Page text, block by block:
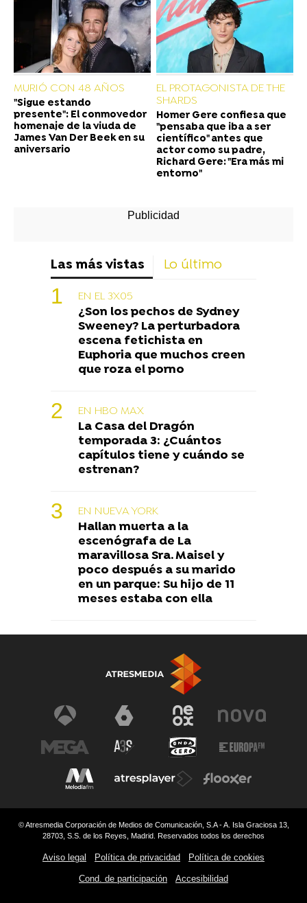
MURIÓ CON 48 AÑOS
"Sigue estando
presente": El conmovedor
homenaje de la viuda de
James Van Der Beek en su
aniversario
EL PROTAGONISTA DE THE
SHARDS
Homer Gere confiesa que
"pensaba que iba a ser
científico" antes que
actor como su padre,
Richard Gere: "Era más mi
entorno"
Las más vistas Lo último
EN EL 3X05
¿Son los pechos de Sydney
Sweeney? La perturbadora
escena fetichista en
Euphoria que muchos creen
que roza el porno
EN HBO MAX
La Casa del Dragón
temporada 3: ¿Cuántos
capítulos tiene y cuándo se
estrenan?
EN NUEVA YORK
Hallan muerta a la
escenógrafa de La
maravillosa Sra. Maisel y
poco después a su marido
en un parque: Su hijo de 11
meses estaba con ella
© Atresmedia Corporación de Medios de Comunicación, S.A - A. Isla Graciosa 13,
28703, S.S. de los Reyes, Madrid. Reservados todos los derechos
Aviso legal Política de privacidad Política de cookies
Cond. de participación Accesibilidad